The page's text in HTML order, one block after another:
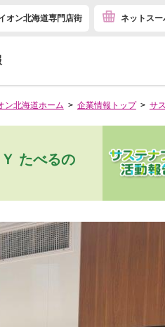
オン北海道専門店街 ネットスー
ン北海道ホーム 企業情報トップ サ
たべるの